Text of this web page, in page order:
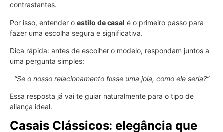
contrastantes.
Por isso, entender o estilo de casal é o primeiro passo para
fazer uma escolha segura e significativa.
Dica rápida: antes de escolher o modelo, respondam juntos a
uma pergunta simples:
“Se o nosso relacionamento fosse uma joia, como ele seria?”
Essa resposta já vai te guiar naturalmente para o tipo de
aliança ideal.
Casais Clássicos: elegância que